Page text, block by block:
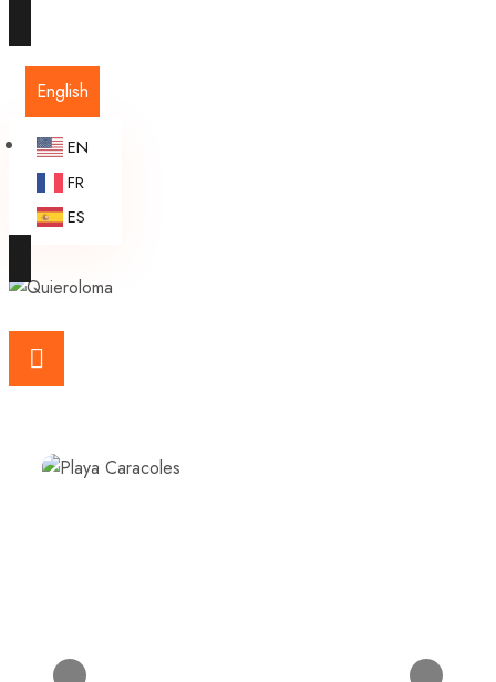
English
EN
FR
ES